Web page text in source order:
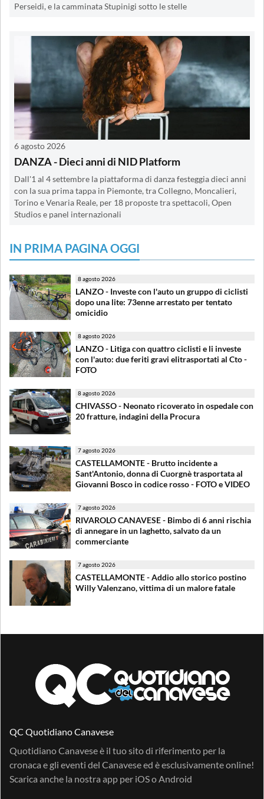
Perseidi, e la camminata Stupinigi sotto le stelle
6 agosto 2026
DANZA - Dieci anni di NID Platform
Dall'1 al 4 settembre la piattaforma di danza festeggia dieci anni
con la sua prima tappa in Piemonte, tra Collegno, Moncalieri,
Torino e Venaria Reale, per 18 proposte tra spettacoli, Open
Studios e panel internazionali
IN PRIMA PAGINA OGGI
8 agosto 2026
LANZO - Investe con l'auto un gruppo di ciclisti
dopo una lite: 73enne arrestato per tentato
omicidio
8 agosto 2026
LANZO - Litiga con quattro ciclisti e li investe
con l'auto: due feriti gravi elitrasportati al Cto -
FOTO
8 agosto 2026
CHIVASSO - Neonato ricoverato in ospedale con
20 fratture, indagini della Procura
7 agosto 2026
CASTELLAMONTE - Brutto incidente a
Sant'Antonio, donna di Cuorgnè trasportata al
Giovanni Bosco in codice rosso - FOTO e VIDEO
7 agosto 2026
RIVAROLO CANAVESE - Bimbo di 6 anni rischia
di annegare in un laghetto, salvato da un
commerciante
7 agosto 2026
CASTELLAMONTE - Addio allo storico postino
Willy Valenzano, vittima di un malore fatale
QC Quotidiano Canavese
Quotidiano Canavese è il tuo sito di riferimento per la
cronaca e gli eventi del Canavese ed è esclusivamente online!
Scarica anche la nostra app per iOSoAndroid